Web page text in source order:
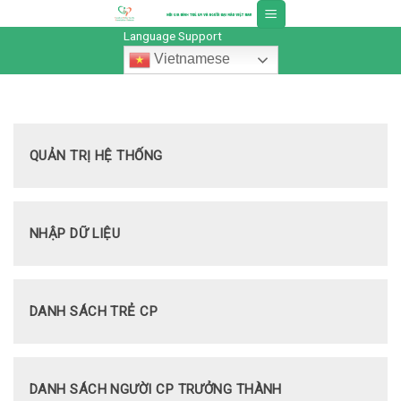
to
Language Support
Vietnamese
QUẢN TRỊ HỆ THỐNG
NHẬP DỮ LIỆU
DANH SÁCH TRẺ CP
DANH SÁCH NGƯỜI CP TRƯỞNG THÀNH